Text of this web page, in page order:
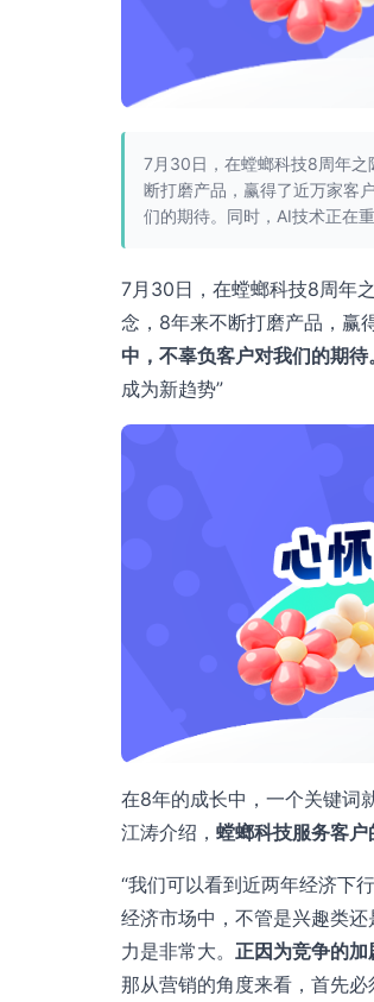
7月30日，在螳螂科技8周年之
断打磨产品，赢得了近万家客
们的期待。同时，AI技术正在
7月30日，在螳螂科技8周年
念，8年来不断打磨产品，赢
中，不辜负客户对我们的期待。
成为新趋势”
在8年的成长中，一个关键词
江涛介绍， 螳螂科技服务客户
“我们可以看到近两年经济下
经济市场中，不管是兴趣类
力是非常大。 正因为竞争的加
那从营销的角度来看，首先